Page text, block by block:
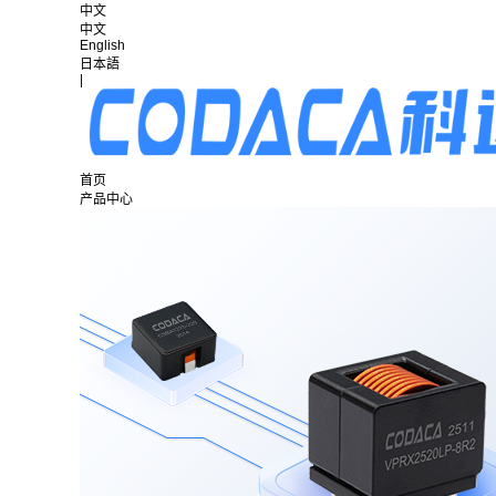
中文
中文
English
日本語
首页
产品中心